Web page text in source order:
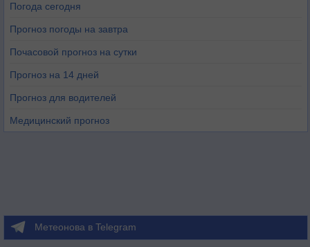
Погода сегодня
Прогноз погоды на завтра
Почасовой прогноз на сутки
Прогноз на 14 дней
Прогноз для водителей
Медицинский прогноз
Метеонова в Telegram